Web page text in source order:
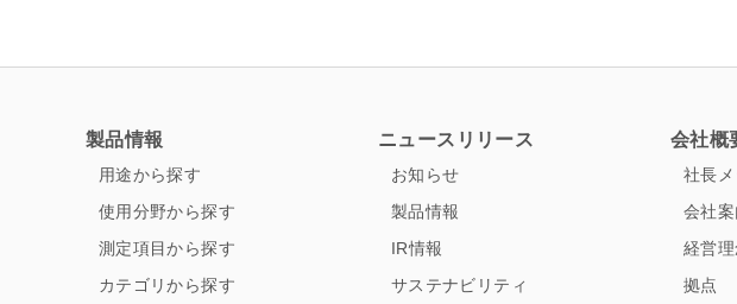
製品情報
用途から探す
使用分野から探す
測定項目から探す
カテゴリから探す
ニュースリリース
お知らせ
製品情報
IR情報
サステナビリティ
会社概
社長
会社案
経営理
拠点